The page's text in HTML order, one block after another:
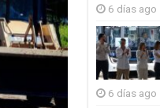
6 días ago
6 días ago